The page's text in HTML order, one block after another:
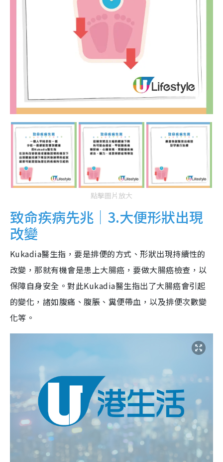
點擊圖片放大
致命疾病先兆｜3.大便形狀出現
改變
Kukadia醫生指，要是排便的方式、形狀出現持續性的
改變，那就有機會是患上大腸癌，要做大腸癌檢查，以
保障自身安全。對此Kukadia醫生指出了大腸癌會引起
的變化，諸如腹痛、腹脹、糞便帶血，以及排便次數變
化等。